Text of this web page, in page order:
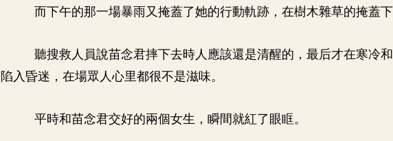
而下午的那一場暴雨又掩蓋了她的行動軌跡，在樹木雜草的掩蓋
聽搜救人員說苗念君摔下去時人應該還是清醒的，最后才在寒冷
陷入昏迷，在場眾人心里都很不是滋味。
平時和苗念君交好的兩個女生，瞬間就紅了眼眶。